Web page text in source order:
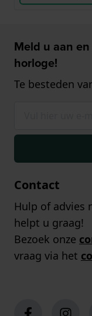
Meld u aan
horloge!
Te besteden
Contact
Hulp of advies
helpt u graag!
Bezoek onze
vraag via het